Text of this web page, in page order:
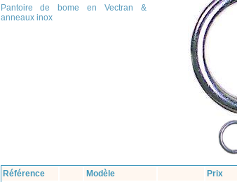
Pantoire de bome en Vectran &
anneaux inox
Référence Modèle Prix